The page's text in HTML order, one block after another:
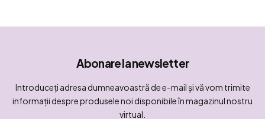
Abonare la newsletter
Introduceţi adresa dumneavoastră de e-mail şi vă vom trimite
informaţii despre produsele noi disponibile în magazinul nostru
virtual.